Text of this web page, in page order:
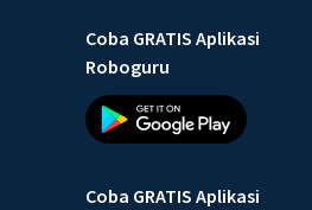
Coba GRATIS Aplikasi
Roboguru
Coba GRATIS Aplikasi